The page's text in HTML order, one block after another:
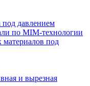
под давлением
по MIM-технологии
материалов под
и вырезная